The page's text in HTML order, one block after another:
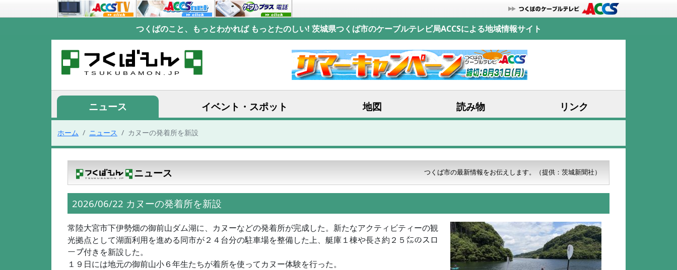
つくばのこと、もっとわかれば もっとたのしい! 茨城県つくば市のケーブルテレビ局ACCSによる地域情報サイト
ニュース イベント・スポット 地図 読み物 リンク
ホーム ニュース カヌーの発着所を新設
ニュース つくば市の最新情報をお伝えします。 （提供：茨城新聞社）
2026/06/22 カヌーの発着所を新設
常陸大宮市下伊勢畑の御前山ダム湖に、カヌーなどの発着所が完成した。新たなアクティビティーの観
光拠点として湖面利用を進める同市が２４台分の駐車場を整備した上、艇庫１棟や長さ約２５㍍のスロ
ープ付きを新設した。
１９日には地元の御前山小６年生たちが着所を使ってカヌー体験を行った。